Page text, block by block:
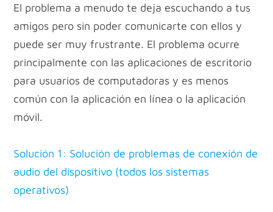
El problema a menudo te deja escuchando a tus
amigos pero sin poder comunicarte con ellos y
puede ser muy frustrante. El problema ocurre
principalmente con las aplicaciones de escritorio
para usuarios de computadoras y es menos
común con la aplicación en línea o la aplicación
móvil.
Solución 1: Solución de problemas de conexión de
audio del dispositivo (todos los sistemas
operativos)